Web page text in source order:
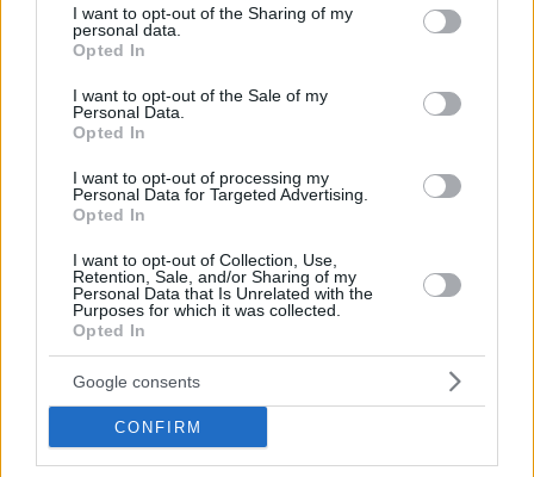
not limited to your visit or usage behaviour. You may click to
grant or deny consent to Google and its third-party tags to
use your data for below specified purposes in below Google
consent section.
I want to opt-out of the Sharing of my
personal data.
Opted In
I want to opt-out of the Sale of my
Personal Data.
Opted In
I want to opt-out of processing my
Personal Data for Targeted Advertising.
Opted In
I want to opt-out of Collection, Use,
Retention, Sale, and/or Sharing of my
Personal Data that Is Unrelated with the
Purposes for which it was collected.
Opted In
Google consents
CONFIRM
Νέα φραστική επίθεση σε Μέγκαν και Χάρι με
αφορμή την κυκλοφορία του βιβλίου «Finding